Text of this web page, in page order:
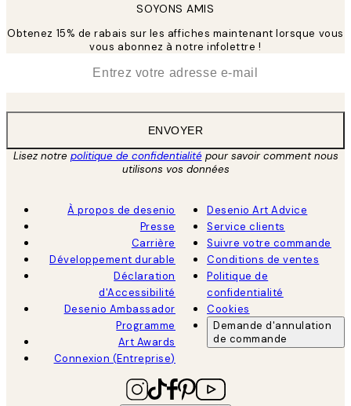
SOYONS AMIS
Obtenez 15% de rabais sur les affiches maintenant lorsque vous
vous abonnez à notre infolettre !
ENVOYER
Lisez notre politique de confidentialitépour savoir comment nous
utilisons vos données
À propos de desenio
Presse
Carrière
Développement durable
Déclaration
d'Accessibilité
Desenio Ambassador
Programme
Art Awards
Connexion (Entreprise)
Desenio Art Advice
Service clients
Suivre votre commande
Conditions de ventes
Politique de
confidentialité
Cookies
Demande d'annulation
de commande